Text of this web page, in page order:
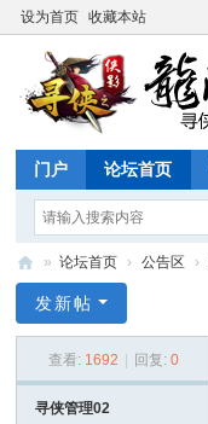
设为首页 收藏本站
门户 论坛首页
侠
» 论坛首页 › 公告区 ›
发新帖
查看: 1692 回复: 0
寻侠管理02